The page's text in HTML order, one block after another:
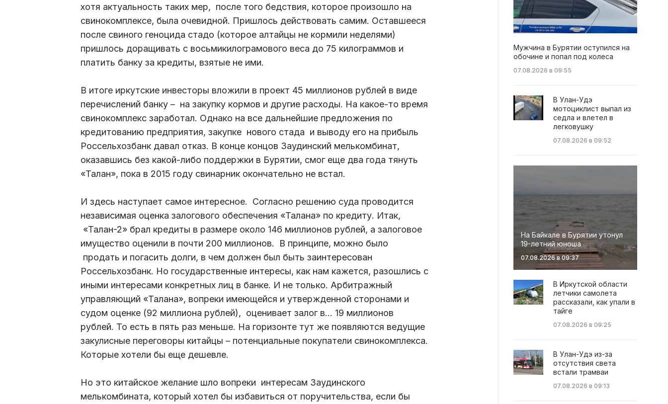
хотя актуальность таких мер, после того бедствия, которое произошло на
свинокомплексе, была очевидной. Пришлось действовать самим. Оставшееся
после свиного геноцида стадо (которое алтайцы не кормили неделями)
пришлось доращивать с восьмикилограмового веса до 75 килограммов и
платить банку за кредиты, взятые не ими.
В итоге иркутские инвесторы вложили в проект 45 миллионов рублей в виде
перечислений банку – на закупку кормов и другие расходы. На какое-то время
свинокомплекс заработал. Однако на все дальнейшие предложения по
кредитованию предприятия, закупке нового стада и выводу его на прибыль
Россельхозбанк давал отказ. В конце концов Заудинский мелькомбинат,
оказавшись без какой-либо поддержки в Бурятии, смог еще два года тянуть
«Талан», пока в 2015 году свинарник окончательно не встал.
И здесь наступает самое интересное. Согласно решению суда проводится
независимая оценка залогового обеспечения «Талана» по кредиту. Итак,
«Талан-2» брал кредиты в размере около 146 миллионов рублей, а залоговое
имущество оценили в почти 200 миллионов. В принципе, можно было
продать и погасить долги, в чем должен был быть заинтересован
Россельхозбанк. Но государственные интересы, как нам кажется, разошлись с
иными интересами конкретных лиц в банке. И не только. Арбитражный
управляющий «Талана», вопреки имеющейся и утвержденной сторонами и
судом оценке (92 миллиона рублей), оценивает залог в… 19 миллионов
рублей. То есть в пять раз меньше. На горизонте тут же появляются ведущие
закулисные переговоры китайцы – потенциальные покупатели свинокомплекса.
Которые хотели бы еще дешевле.
Но это китайское желание шло вопреки интересам Заудинского
мелькомбината, который хотел бы избавиться от поручительства, если бы
Мужчина в Бурятии оступился на
обочине и попал под колеса
07.08.2026 в 09:55
В Улан-Удэ
мотоциклист выпал из
седла и влетел в
легковушку
07.08.2026 в 09:52
На Байкале в Бурятии утонул
19-летний юноша
07.08.2026 в 09:37
В Иркутской области
летчики самолета
рассказали, как упали в
тайге
07.08.2026 в 09:25
В Улан-Удэ из-за
отсутствия света
встали трамваи
07.08.2026 в 09:13